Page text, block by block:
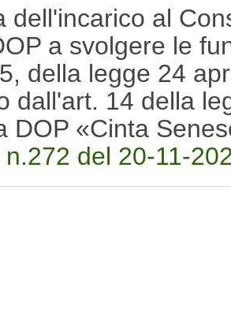
dell'incarico al
a svolgere le
della legge 24
dall'art. 14 della
DOP «Cinta
del 20-11-